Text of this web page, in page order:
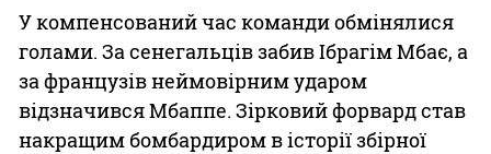
У компенсований час команди обмінялися
голами. За сенегальців забив Ібрагім Мбає, а
за французів неймовірним ударом
відзначився Мбаппе. Зірковий форвард став
накращим бомбардиром в історії збірної